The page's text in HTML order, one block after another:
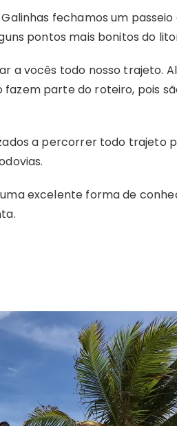
fechamos um passeio
pontos mais bonitos do
a vocês todo nosso trajeto.
fazem parte do roteiro, pois
a percorrer todo trajeto
excelente forma de